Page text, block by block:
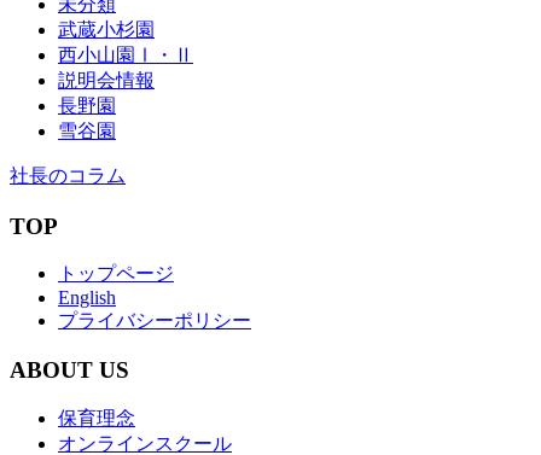
武蔵小杉園
西小山園Ⅰ・Ⅱ
説明会情報
長野園
雪谷園
社長のコラム
TOP
トップページ
English
プライバシーポリシー
ABOUT US
保育理念
オンラインスクール